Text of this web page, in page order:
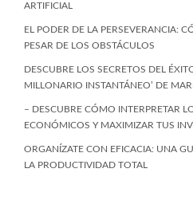
ARTIFICIAL
EL PODER DE LA PERSEVERANCIA:
PESAR DE LOS OBSTÁCULOS
DESCUBRE LOS SECRETOS DEL
MILLONARIO INSTANTÁNEO’ DE
– DESCUBRE CÓMO INTERPRETAR
ECONÓMICOS Y MAXIMIZAR TUS
ORGANÍZATE CON EFICACIA: UNA
LA PRODUCTIVIDAD TOTAL